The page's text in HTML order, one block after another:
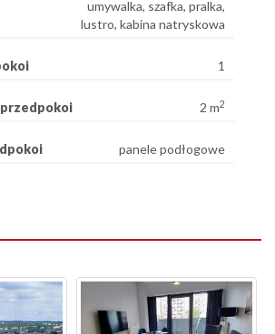
umywalka, szafka, pralka,
lustro, kabina natryskowa
1
2 m2
panele podłogowe